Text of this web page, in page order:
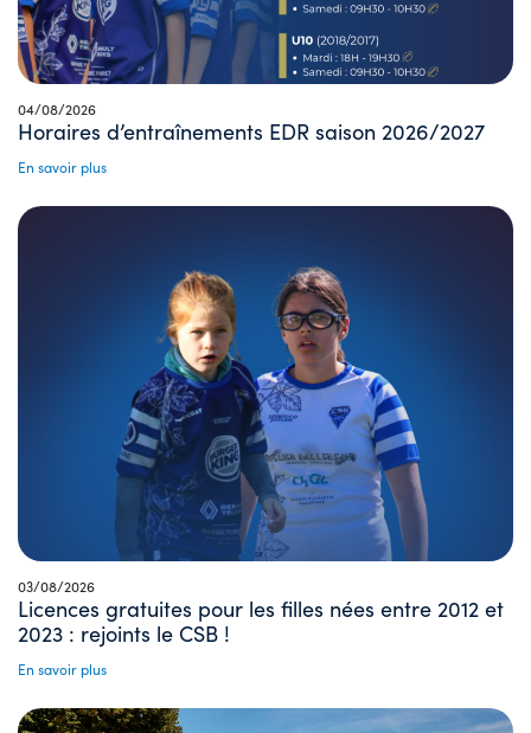
04/08/2026
Horaires d’entraînements EDR saison 2026/2027
En savoir plus
03/08/2026
Licences gratuites pour les filles nées entre 2012 et
2023 : rejoints le CSB !
En savoir plus